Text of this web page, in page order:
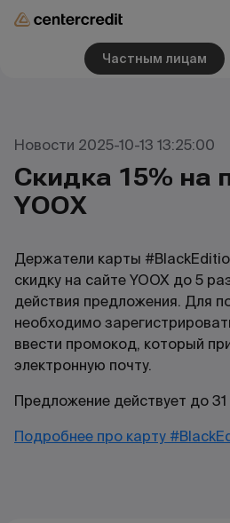
Частным лицам
Новости 2025-10-13 13:25:00
Скидка 15% на
YOOX
Держатели карты
скидку на сайте YOOX до 5
действия предложения. Для
необходимо
ввести промокод, который
электронную почту.
Предложение действует до
Подробнее про карту